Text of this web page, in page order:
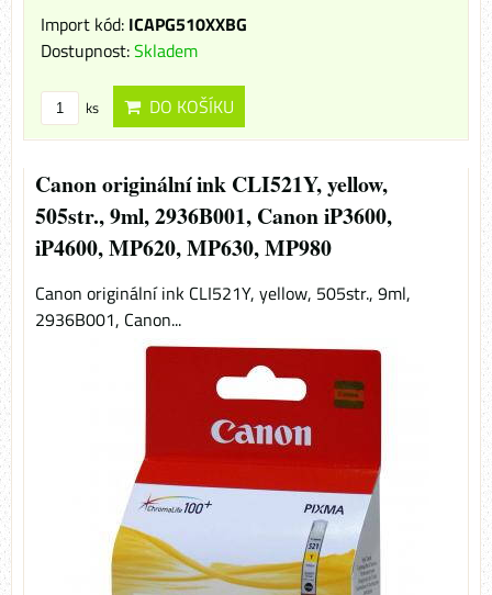
Import kód: ICAPG510XXBG
Dostupnost:Skladem
ks DO KOŠÍKU
Canon originální ink CLI521Y, yellow,
505str., 9ml, 2936B001, Canon iP3600,
iP4600, MP620, MP630, MP980
Canon originální ink CLI521Y, yellow, 505str., 9ml,
2936B001, Canon...